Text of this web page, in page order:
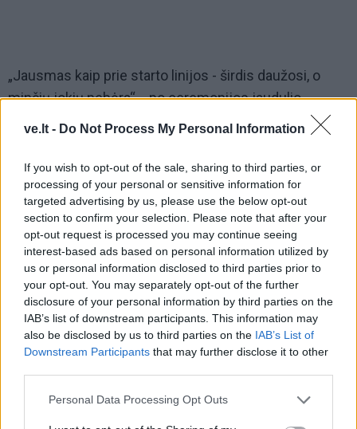
ve.lt - Do Not Process My Personal Information
If you wish to opt-out of the sale, sharing to third parties, or
processing of your personal or sensitive information for
targeted advertising by us, please use the below opt-out
section to confirm your selection. Please note that after your
opt-out request is processed you may continue seeing
interest-based ads based on personal information utilized by
us or personal information disclosed to third parties prior to
your opt-out. You may separately opt-out of the further
disclosure of your personal information by third parties on the
IAB’s list of downstream participants. This information may
also be disclosed by us to third parties on the IAB’s List of
Downstream Participants that may further disclose it to other
Personal Data Processing Opt Outs
„Jausmas kaip prie starto linijos - širdis daužosi, o
minčių jokių nebėra“, - po ceremonijos jaudulio
neslėpdama kalbėjo paralimpietė šaulė R. Bučinskytė.
yra ypač svarbu, jog deglą nešė ir olimpiečiai, ir
paralimpiečiai: „Tai yra labai svarbu visai
bendruomenei, kad mes visi kartu nešėme Olimpinės
dienos deglą.“
Bėgikė R. Kergytė-Dauskurdienė deglą nešė kartu su
savo sūnumi ir sakė, kad tai jai yra didelė garbė. Nors ji
yra kilusi iš Telšių, tačiau pastaruoju metu gyvena
Šiauliuose.